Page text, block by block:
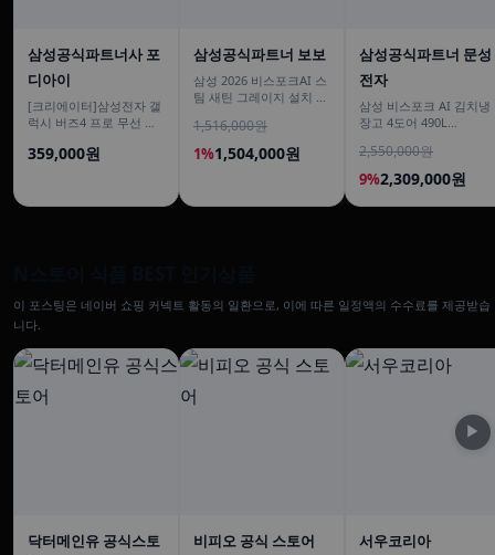
삼성공식파트너사 포
디아이
[크리에이터]삼성전자 갤
럭시 버즈4 프로 무선 블
R640N
359,000원
삼성공식파트너 보보
삼성 2026 비스포크AI 스
팀 새틴 그레이지 설치 보
1,516,000원
1%1,504,000원
삼성공식파트너 문성
전자
삼성 비스포크 AI 김치냉
장고 4도어 490L
다크메탈 유산균아삭 숙
성모드
2,550,000원
9%2,309,000원
이 포스팅은 네이버 쇼핑 커넥트 활동의 일환으로, 이에 따른 일정액의 수수료를 제공받습
니다.
닥터메인유 공식스토
비피오 공식 스토어 서우코리아
▶